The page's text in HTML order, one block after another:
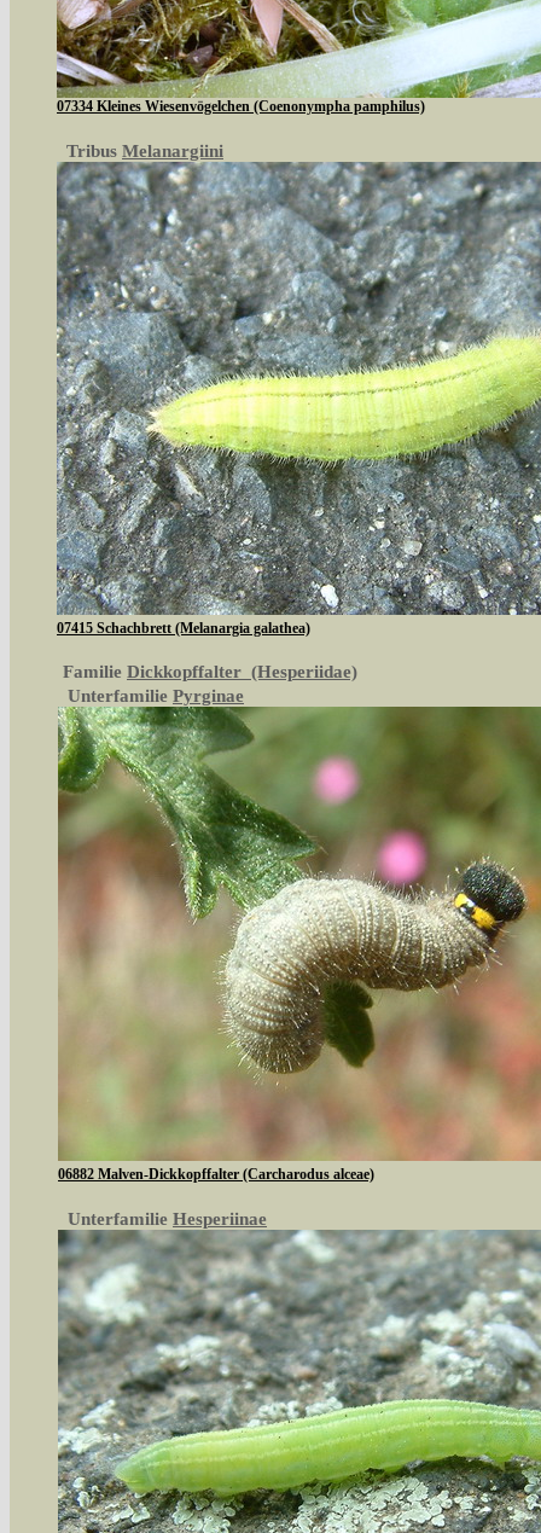
07334 Kleines Wiesenvögelchen (Coenonympha pamphilus)
Tribus Melanargiini
07415 Schachbrett (Melanargia galathea)
Familie Dickkopffalter (Hesperiidae)
Unterfamilie Pyrginae
06882 Malven-Dickkopffalter (Carcharodus alceae)
Unterfamilie Hesperiinae